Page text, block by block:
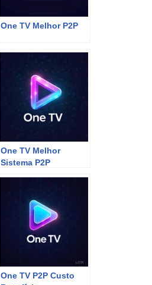
One TV Melhor P2P
One TV Melhor
Sistema P2P
One TV P2P Custo